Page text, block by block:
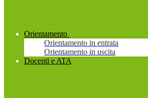
Orientamento
Orientamento in entrata
Orientamento in uscita
Docenti e ATA